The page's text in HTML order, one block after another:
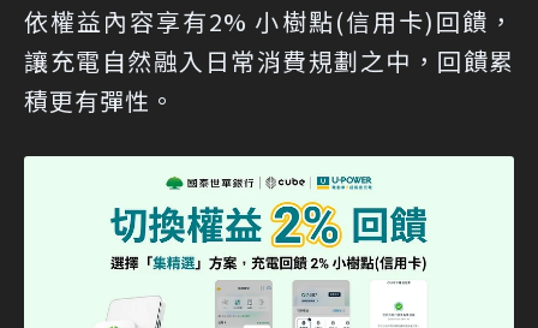
依權益內容享有2% 小樹點(信用卡)回饋，
讓充電自然融入日常消費規劃之中，回饋累
積更有彈性。